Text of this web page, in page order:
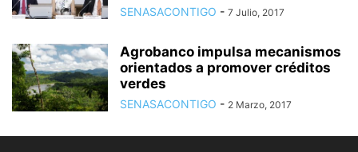
SENASACONTIGO - 7 Julio, 2017
Agrobanco impulsa mecanismos
orientados a promover créditos
verdes
SENASACONTIGO - 2 Marzo, 2017